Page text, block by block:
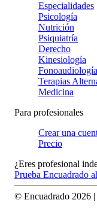
Especialidades
Psicología
Nutrición
Psiquiatría
Derecho
Kinesiología
Fonoaudiología
Terapias
Medicina
Para profesionales
Crear una
Precio
¿Eres profesional
Prueba Encuadrado
© Encuadrado 2026